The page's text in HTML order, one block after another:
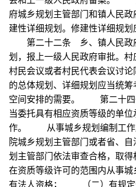
府城乡规划主管部门和镇人民
建性详细规划。修建性详细规划
第二十二条 乡、镇人民政
划，报上一级人民政府审批。
村民会议或者村民代表会议
的总体规划、详细规划应当统
空间安排的需要。 第二十四
当委托具有相应资质等级的单
作。 从事城乡规划编制工作
院城乡规划主管部门或者省、
划主管部门依法审查合格，取
在资质等级许可的范围内从事
有法人资格； （二）有规定